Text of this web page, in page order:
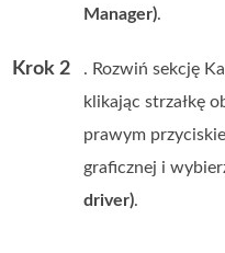
Manager).
Krok 2
. Rozwiń sekcję
klikając strzałkę
prawym
graficznej i
driver).